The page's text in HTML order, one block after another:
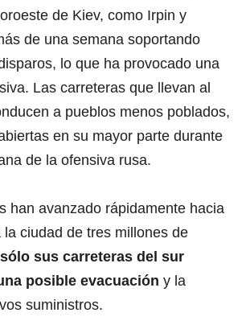
de Kiev, como Irpin y
de una semana soportando
lo que ha provocado una
Las carreteras que llevan al
a pueblos menos poblados,
en su mayor parte durante
de la ofensiva rusa.
han avanzado rápidamente hacia
la ciudad de tres millones de
sólo sus carreteras del sur
posible evacuación y la
suministros.